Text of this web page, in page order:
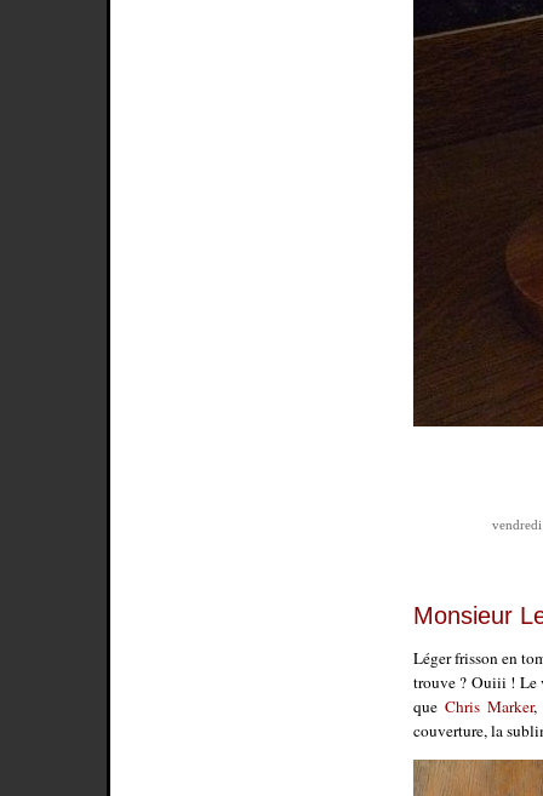
Monsieur
Léger frisson en
trouve ? Ouiii !
que Chris Marker,
couverture, la